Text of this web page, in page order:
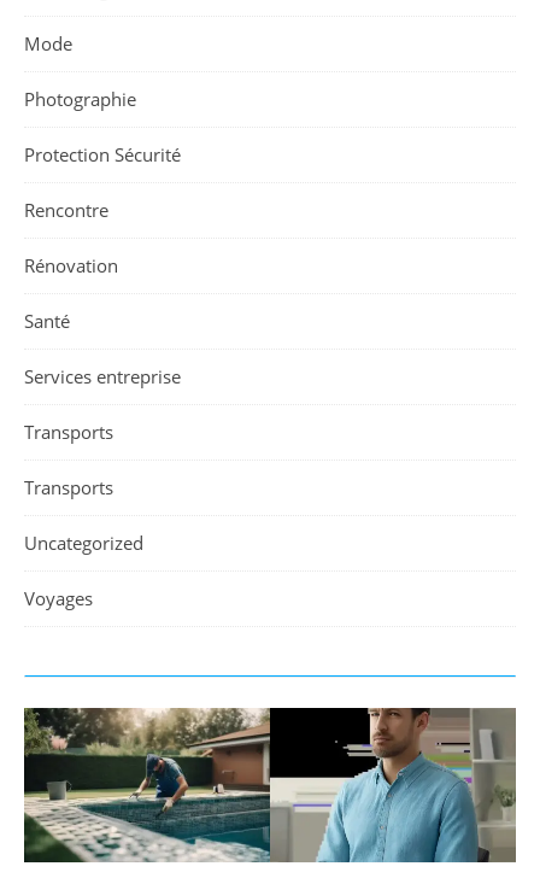
Mode
Photographie
Protection Sécurité
Rencontre
Rénovation
Santé
Services entreprise
Transports
Transports
Uncategorized
Voyages